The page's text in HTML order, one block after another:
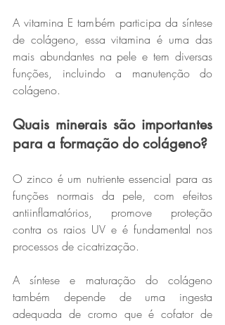
A vitamina E também participa da síntese
de colágeno, essa vitamina é uma das
mais abundantes na pele e tem diversas
funções, incluindo a manutenção do
colágeno.
Quais minerais são importantes
para a formação do colágeno?
O zinco é um nutriente essencial para as
funções normais da pele, com efeitos
antiinflamatórios, promove proteção
contra os raios UV e é fundamental nos
processos de cicatrização.
A síntese e maturação do colágeno
também depende de uma ingesta
adequada de cromo que é cofator de